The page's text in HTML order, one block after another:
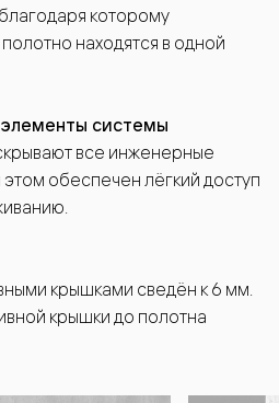
которому
находятся в одной
системы
все инженерные
обеспечен лёгкий доступ
крышками сведён к 6 мм.
крышки до полотна